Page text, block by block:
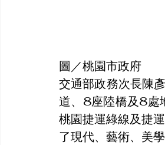
圖／桃園市政府
交通部政務次長陳
道、8座陸橋及8處
桃園捷運綠線及捷
了現代、藝術、美